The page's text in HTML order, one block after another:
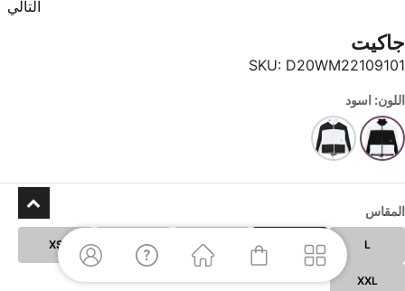
التالي
جاكيت
SKU: D20WM22109101
اللون: اسود
المقاس
L
XL
XS
XXL